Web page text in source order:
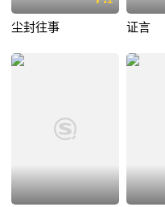
尘封往事 证言